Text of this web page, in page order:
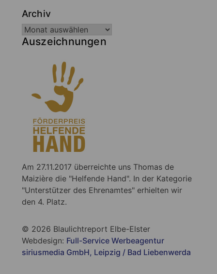
Archiv
Auszeichnungen
Am 27.11.2017 überreichte uns Thomas de
Maizière die "Helfende Hand". In der Kategorie
"Unterstützer des Ehrenamtes" erhielten wir
den 4. Platz.
© 2026 Blaulichtreport Elbe-Elster
Webdesign: Full-Service Werbeagentur
siriusmedia GmbH, Leipzig / Bad Liebenwerda